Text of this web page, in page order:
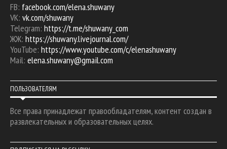
FB: facebook.com/elena.shuwany
VK: vk.com/shuwany
Telegram: https://t.me/shuwany_com
ЖЖ: https://shuwany.livejournal.com/
YouTube: https://www.youtube.com/c/elenashuwany
Mail: elena.shuwany@gmail.com
ПОЛЬЗОВАТЕЛЯМ
Все права принадлежат правообладателям, контент создан в
развлекательных и образовательных целях.